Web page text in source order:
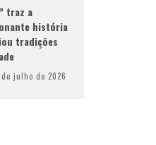
traz a
história
tradições
de julho de 2026